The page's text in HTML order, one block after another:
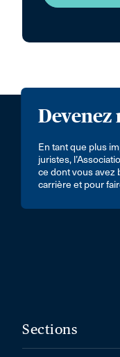
Devenez
En tant que plus
juristes,
ce dont vous avez
carrière et pour
Sections